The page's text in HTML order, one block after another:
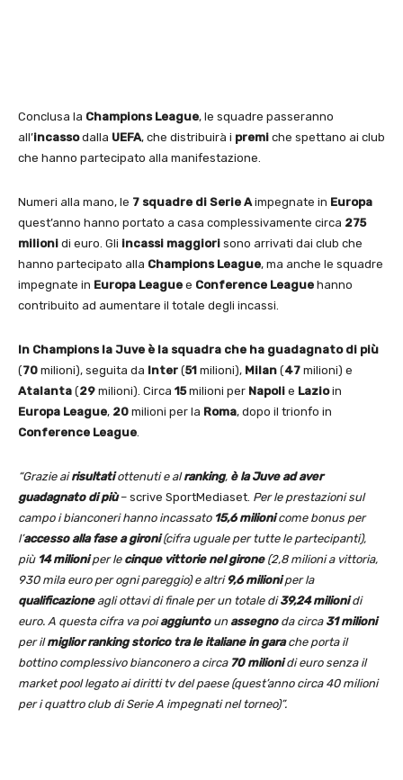
Conclusa la Champions League, le squadre passeranno
all’incassodalla UEFA, che distribuirà i premi che spettano ai club
che hanno partecipato alla manifestazione.
Numeri alla mano, le 7 squadre di Serie A impegnate in Europa
quest’anno hanno portato a casa complessivamente circa 275
milioni di euro. Gli incassi maggiori sono arrivati dai club che
hanno partecipato alla Champions League, ma anche le squadre
impegnate in Europa League e Conference League hanno
contribuito ad aumentare il totale degli incassi.
In Champions la Juve è la squadra che ha guadagnato di più
(70 milioni), seguita da Inter (51 milioni), Milan (47 milioni) e
Atalanta (29 milioni). Circa 15milioni per Napoli e Lazioin
Europa League, 20 milioni per la Roma, dopo il trionfo in
Conference League
“Grazie airisultatiottenuti e alranking, è la Juve ad aver
guadagnato di più– scrive SportMediaset. Per le prestazioni sul
campo i bianconeri hanno incassato 15,6 milionicome bonus per
l’accesso alla fase a gironi(cifra uguale per tutte le partecipanti),
più 14 milioniper le cinque vittorie nel girone(2,8 milioni a vittoria,
930 mila euro per ogni pareggio) e altri9,6 milioniper la
qualificazioneagli ottavi di finale per un totale di39,24 milionidi
euro. A questa cifra va poiaggiuntoun assegnoda circa31 milioni
per ilmiglior ranking storico tra le italiane in garache porta il
bottino complessivo bianconero a circa 70 milionidi euro senza il
market pool legato ai diritti tv del paese (quest’anno circa 40 milioni
per i quattro club di Serie A impegnati nel torneo)”.